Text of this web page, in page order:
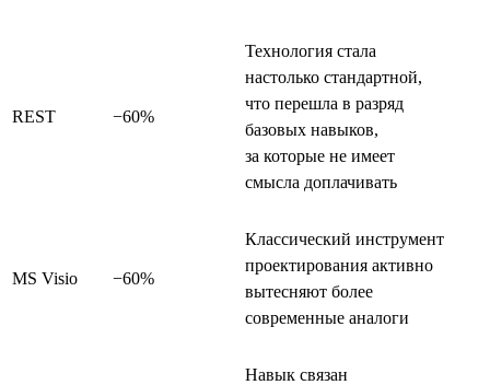
REST −60%
Технология стала
настолько стандартной,
что перешла в разряд
базовых навыков,
за которые не имеет
смысла доплачивать
MS Visio −60%
Классический инструмент
проектирования активно
вытесняют более
современные аналоги
Навык связан